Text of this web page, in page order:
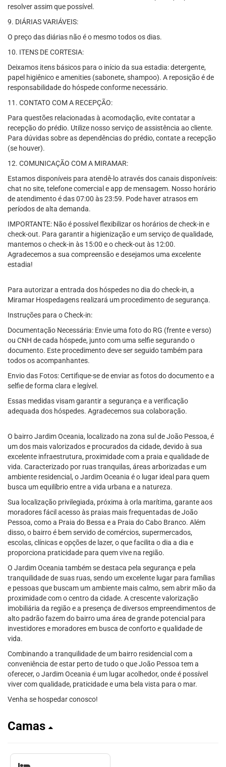
resolver assim que possível.
9. DIÁRIAS VARIÁVEIS:
O preço das diárias não é o mesmo todos os dias.
10. ITENS DE CORTESIA:
Deixamos itens básicos para o início da sua estadia: detergente,
papel higiênico e amenities (sabonete, shampoo). A reposição é de
responsabilidade do hóspede conforme necessário.
11. CONTATO COM A RECEPÇÃO:
Para questões relacionadas à acomodação, evite contatar a
recepção do prédio. Utilize nosso serviço de assistência ao cliente.
Para dúvidas sobre as dependências do prédio, contate a recepção
(se houver).
12. COMUNICAÇÃO COM A MIRAMAR:
Estamos disponíveis para atendê-lo através dos canais disponíveis:
chat no site, telefone comercial e app de mensagem. Nosso horário
de atendimento é das 07:00 às 23:59. Pode haver atrasos em
períodos de alta demanda.
IMPORTANTE: Não é possível flexibilizar os horários de check-in e
check-out. Para garantir a higienização e um serviço de qualidade,
mantemos o check-in às 15:00 e o check-out às 12:00.
Agradecemos a sua compreensão e desejamos uma excelente
estadia!
Para autorizar a entrada dos hóspedes no dia do check-in, a
Miramar Hospedagens realizará um procedimento de segurança.
Instruções para o Check-in:
Documentação Necessária: Envie uma foto do RG (frente e verso)
ou CNH de cada hóspede, junto com uma selfie segurando o
documento. Este procedimento deve ser seguido também para
todos os acompanhantes.
Envio das Fotos: Certifique-se de enviar as fotos do documento e a
selfie de forma clara e legível.
Essas medidas visam garantir a segurança e a verificação
adequada dos hóspedes. Agradecemos sua colaboração.
O bairro Jardim Oceania, localizado na zona sul de João Pessoa, é
um dos mais valorizados e procurados da cidade, devido à sua
excelente infraestrutura, proximidade com a praia e qualidade de
vida. Caracterizado por ruas tranquilas, áreas arborizadas e um
ambiente residencial, o Jardim Oceania é o lugar ideal para quem
busca um equilíbrio entre a vida urbana e a natureza.
Sua localização privilegiada, próxima à orla marítima, garante aos
moradores fácil acesso às praias mais frequentadas de João
Pessoa, como a Praia do Bessa e a Praia do Cabo Branco. Além
disso, o bairro é bem servido de comércios, supermercados,
escolas, clínicas e opções de lazer, o que facilita o dia a dia e
proporciona praticidade para quem vive na região.
O Jardim Oceania também se destaca pela segurança e pela
tranquilidade de suas ruas, sendo um excelente lugar para famílias
e pessoas que buscam um ambiente mais calmo, sem abrir mão da
proximidade com o centro da cidade. A crescente valorização
imobiliária da região e a presença de diversos empreendimentos de
alto padrão fazem do bairro uma área de grande potencial para
investidores e moradores em busca de conforto e qualidade de
vida.
Combinando a tranquilidade de um bairro residencial com a
conveniência de estar perto de tudo o que João Pessoa tem a
oferecer, o Jardim Oceania é um lugar acolhedor, onde é possível
viver com qualidade, praticidade e uma bela vista para o mar.
Venha se hospedar conosco!
Camas